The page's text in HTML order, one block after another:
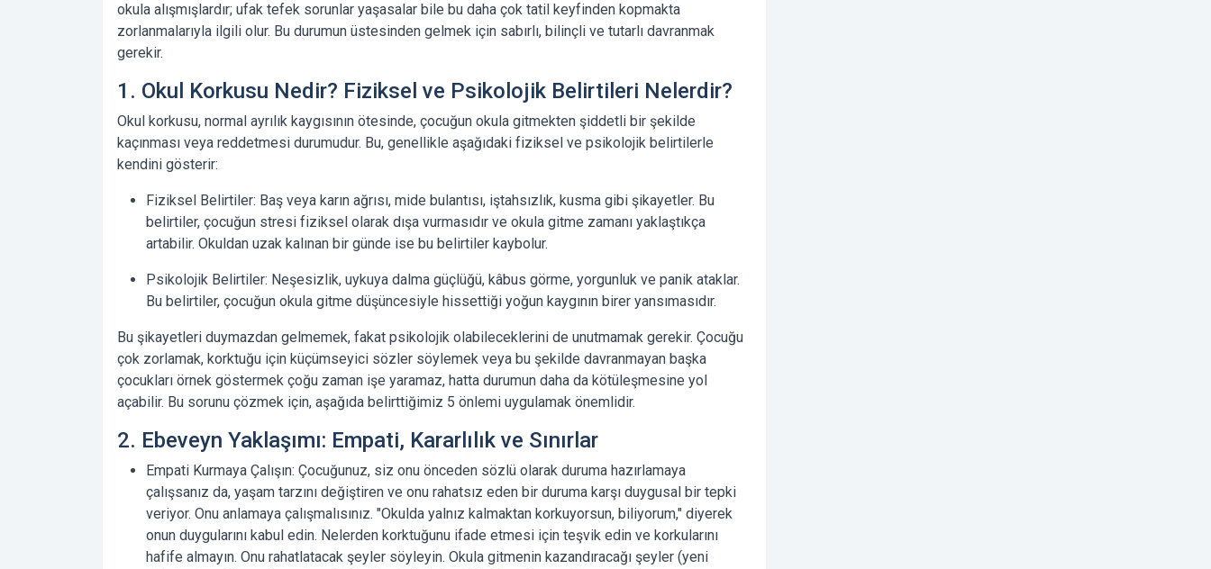
okula alışmışlardır; ufak tefek sorunlar yaşasalar bile bu daha çok tatil keyfinden kopmakta
zorlanmalarıyla ilgili olur. Bu durumun üstesinden gelmek için sabırlı, bilinçli ve tutarlı davranmak
gerekir.
1. Okul Korkusu Nedir? Fiziksel ve Psikolojik Belirtileri Nelerdir?
Okul korkusu, normal ayrılık kaygısının ötesinde, çocuğun okula gitmekten şiddetli bir şekilde
kaçınması veya reddetmesi durumudur. Bu, genellikle aşağıdaki fiziksel ve psikolojik belirtilerle
kendini gösterir:
Fiziksel Belirtiler: Baş veya karın ağrısı, mide bulantısı, iştahsızlık, kusma gibi şikayetler. Bu
belirtiler, çocuğun stresi fiziksel olarak dışa vurmasıdır ve okula gitme zamanı yaklaştıkça
artabilir. Okuldan uzak kalınan bir günde ise bu belirtiler kaybolur.
Psikolojik Belirtiler: Neşesizlik, uykuya dalma güçlüğü, kâbus görme, yorgunluk ve panik ataklar.
Bu belirtiler, çocuğun okula gitme düşüncesiyle hissettiği yoğun kaygının birer yansımasıdır.
Bu şikayetleri duymazdan gelmemek, fakat psikolojik olabileceklerini de unutmamak gerekir. Çocuğu
çok zorlamak, korktuğu için küçümseyici sözler söylemek veya bu şekilde davranmayan başka
çocukları örnek göstermek çoğu zaman işe yaramaz, hatta durumun daha da kötüleşmesine yol
açabilir. Bu sorunu çözmek için, aşağıda belirttiğimiz 5 önlemi uygulamak önemlidir.
2. Ebeveyn Yaklaşımı: Empati, Kararlılık ve Sınırlar
Empati Kurmaya Çalışın: Çocuğunuz, siz onu önceden sözlü olarak duruma hazırlamaya
çalışsanız da, yaşam tarzını değiştiren ve onu rahatsız eden bir duruma karşı duygusal bir tepki
veriyor. Onu anlamaya çalışmalısınız. "Okulda yalnız kalmaktan korkuyorsun, biliyorum," diyerek
onun duygularını kabul edin. Nelerden korktuğunu ifade etmesi için teşvik edin ve korkularını
hafife almayın. Onu rahatlatacak şeyler söyleyin. Okula gitmenin kazandıracağı şeyler (yeni